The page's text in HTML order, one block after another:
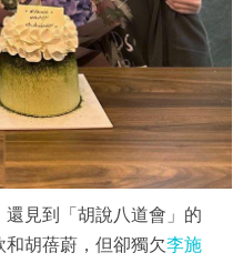
見到「胡說八道會」的
和胡蓓蔚，但卻獨欠李施